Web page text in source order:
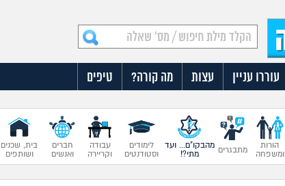
עוררו עניין עצות מה קורה? טיפים
הורות
ומשפחה
מתבגרים
מהבקו"ם... ועד
מתי?!
לימודים
וסטודנטים
עבודה
וקריירה
חברים
ואנשים
בית, שכנים
ושותפים